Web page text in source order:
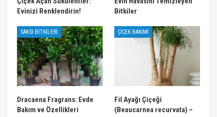
Evinizi Renklendirin!
Bitkiler
SAKSI BITKILERI
Dracaena Fragrans: Evde
Bakım ve Özellikleri
ÇIÇEK BAKIMI
Fil Ayağı Çiçeği
(Beaucarnea recurvata) –